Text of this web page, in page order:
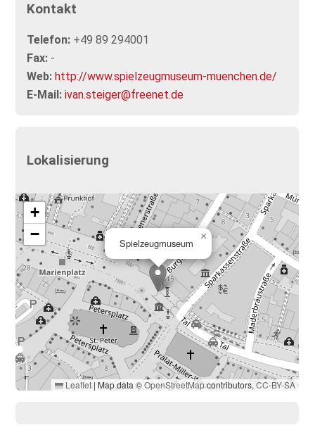
Kontakt
Telefon: +49 89 294001
Fax: -
Web: http://www.spielzeugmuseum-muenchen.de/
E-Mail: ivan.steiger@freenet.de
Lokalisierung
Spielzeugmuseum
×
+
−
Leaflet | Map data ©OpenStreetMapcontributors,CC-BY-SA